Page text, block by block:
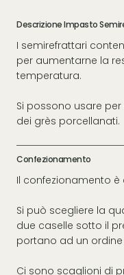
Descrizione Impasto
I semirefrattari
per aumentarne la
temperatura.
Si possono usare
dei grès porcellanati.
Confezionamento
Il confezionamento è
Si può scegliere la
due caselle sotto il
portano ad un
Ci sono scaglioni di